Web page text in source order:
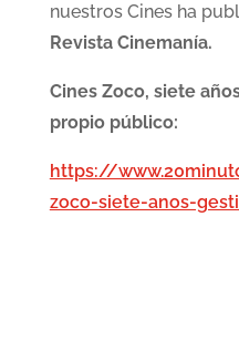
nuestros Cines ha
Revista Cinemanía.
Cines Zoco, siete
propio público:
https://
zoco-siete-anos-